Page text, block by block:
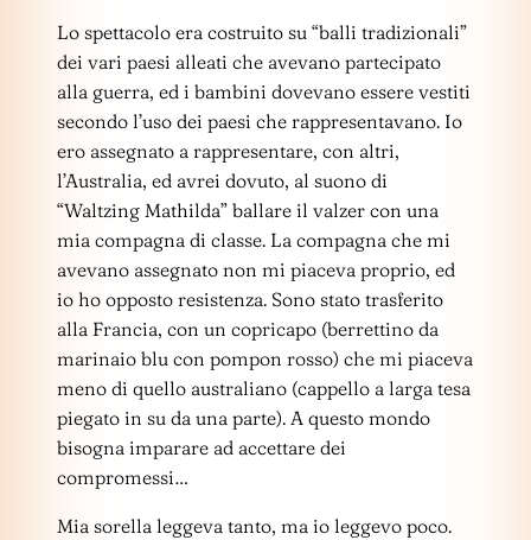
Lo spettacolo era costruito su “balli tradizionali”
dei vari paesi alleati che avevano partecipato
alla guerra, ed i bambini dovevano essere vestiti
secondo l’uso dei paesi che rappresentavano. Io
ero assegnato a rappresentare, con altri,
l’Australia, ed avrei dovuto, al suono di
“Waltzing Mathilda” ballare il valzer con una
mia compagna di classe. La compagna che mi
avevano assegnato non mi piaceva proprio, ed
io ho opposto resistenza. Sono stato trasferito
alla Francia, con un copricapo (berrettino da
marinaio blu con pompon rosso) che mi piaceva
meno di quello australiano (cappello a larga tesa
piegato in su da una parte). A questo mondo
bisogna imparare ad accettare dei
compromessi…
Mia sorella leggeva tanto, ma io leggevo poco.